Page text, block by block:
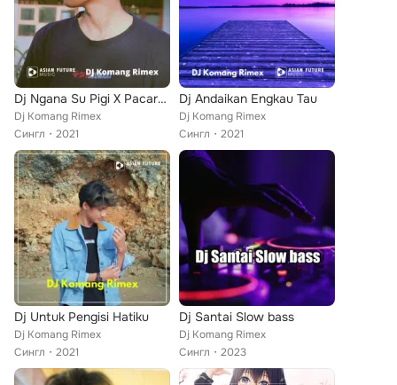
Dj Ngana Su Pigi X Pacarku Di Tikung
Dj Komang Rimex
Сингл
2021
Dj Andaikan Engkau Tau
Dj Komang Rimex
Сингл
2021
Dj Untuk Pengisi Hatiku
Dj Komang Rimex
Сингл
2021
Dj Santai Slow bass
Dj Komang Rimex
Сингл
2023